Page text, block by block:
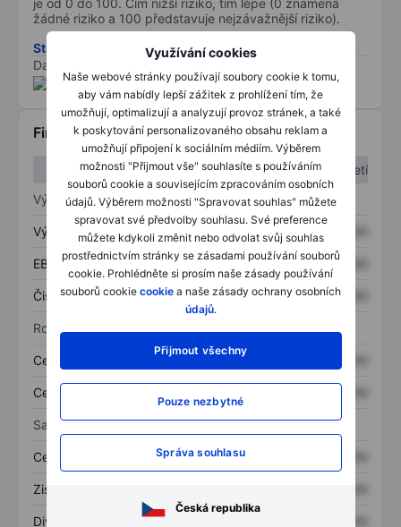
Využívání cookies
Naše webové stránky používají soubory cookie k tomu,
aby vám nabídly lepší zážitek z prohlížení tím, že
umožňují, optimalizují a analyzují provoz stránek, a také
k poskytování personalizovaného obsahu reklam a
umožňují připojení k sociálním médiím. Výběrem
možnosti "Přijmout vše" souhlasíte s používáním
souborů cookie a souvisejícím zpracováním osobních
údajů. Výběrem možnosti "Spravovat souhlas" můžete
spravovat své předvolby souhlasu. Své preference
můžete kdykoli změnit nebo odvolat svůj souhlas
prostřednictvím stránky se zásadami používání souborů
cookie. Prohlédněte si prosím naše zásady používání
souborů cookie cookie a naše zásady ochrany osobních
údajů.
Přijmout všechny
Pouze nezbytné
Správa souhlasu
Česká republika
žádné riziko a 100 představuje nejzávažnější riziko).
Stáhněte si metodiku rizik ESG
Data poskytnuta od
Finanční informace
1. čtvrtletí
2. čtvrtletí
Výkaz zisku a ztráty
Výnos XXXXXXX XXXXXXX
EBITDA XXXXXXX XXXXXXX
Čistý příjem XXXXXXX XXXXXXX
Rozvaha
Celková aktiva XXXXXXX
Celkový dluh
Sazby
Cena/tržby XXXXXXX
Zisk na akcii
Dividenda na akcii